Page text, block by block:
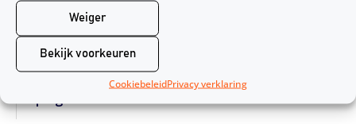
Weiger
Bekijk voorkeuren
CookiebeleidPrivacy verklaring
voorwerpen voor of op
ruiten
Noodzakelijk vereiste
€ 140,-